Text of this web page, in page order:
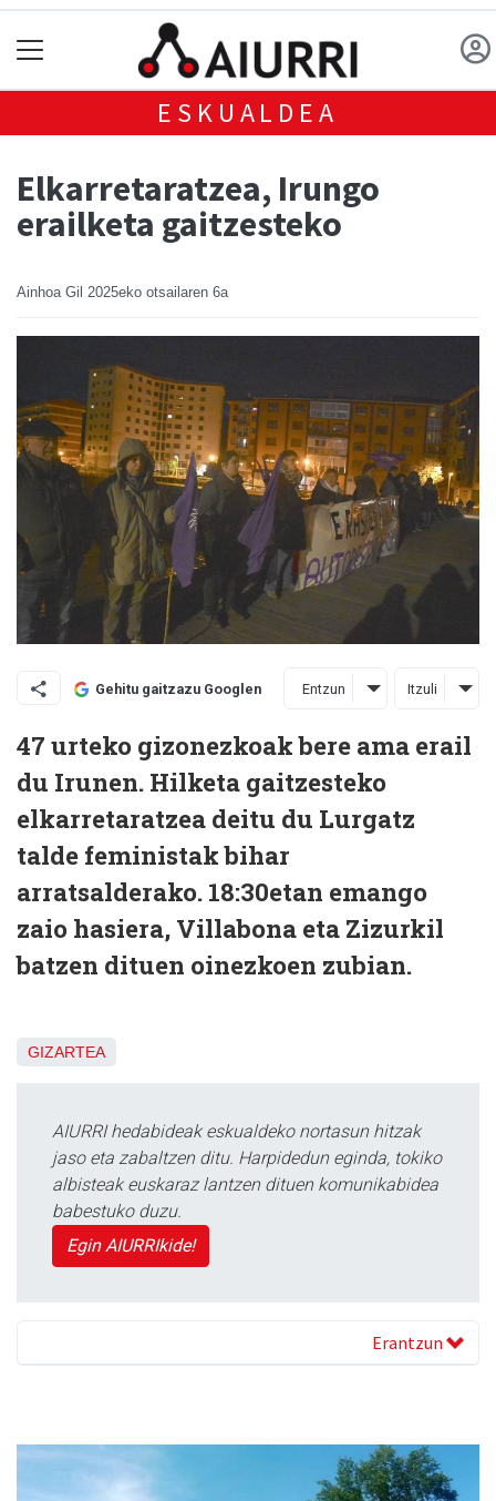
ESKUALDEA
Elkarretaratzea, Irungo
erailketa gaitzesteko
Ainhoa Gil 2025eko otsailaren 6a
Gehitu gaitzazu Googlen Entzun Itzuli
47 urteko gizonezkoak bere ama erail
du Irunen. Hilketa gaitzesteko
elkarretaratzea deitu du Lurgatz
talde feministak bihar
arratsalderako. 18:30etan emango
zaio hasiera, Villabona eta Zizurkil
batzen dituen oinezkoen zubian.
GIZARTEA
AIURRI hedabideak eskualdeko nortasun hitzak
jaso eta zabaltzen ditu. Harpidedun eginda, tokiko
albisteak euskaraz lantzen dituen komunikabidea
babestuko duzu.
Egin AIURRIkide!
Erantzun